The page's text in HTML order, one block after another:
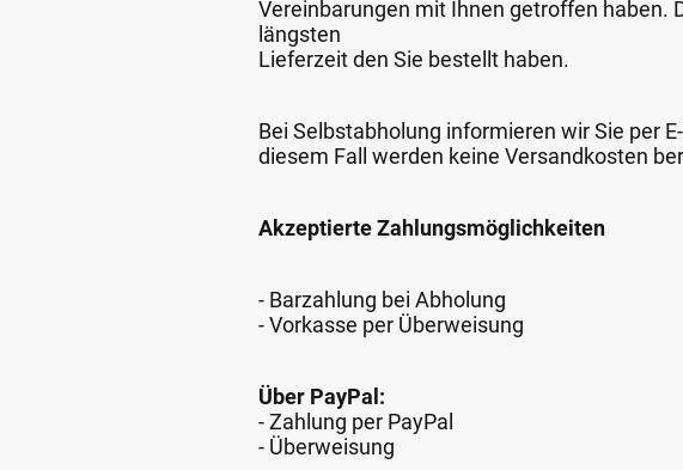
Vereinbarungen mit Ihnen getroffen haben.
längsten
Lieferzeit den Sie bestellt haben.
Bei Selbstabholung informieren wir Sie per
diesem Fall werden keine Versandkosten
Akzeptierte Zahlungsmöglichkeiten
- Barzahlung bei Abholung
- Vorkasse per Überweisung
Über PayPal:
- Zahlung per PayPal
- Überweisung